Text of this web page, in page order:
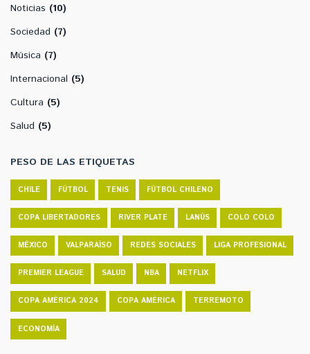
Noticias (10)
Sociedad (7)
Música (7)
Internacional (5)
Cultura (5)
Salud (5)
PESO DE LAS ETIQUETAS
CHILE FÚTBOL TENIS FÚTBOL CHILENO
COPA LIBERTADORES RIVER PLATE LANÚS COLO COLO
MÉXICO VALPARAÍSO REDES SOCIALES LIGA PROFESIONAL
PREMIER LEAGUE SALUD NBA NETFLIX
COPA AMÉRICA 2024 COPA AMÉRICA TERREMOTO
ECONOMÍA